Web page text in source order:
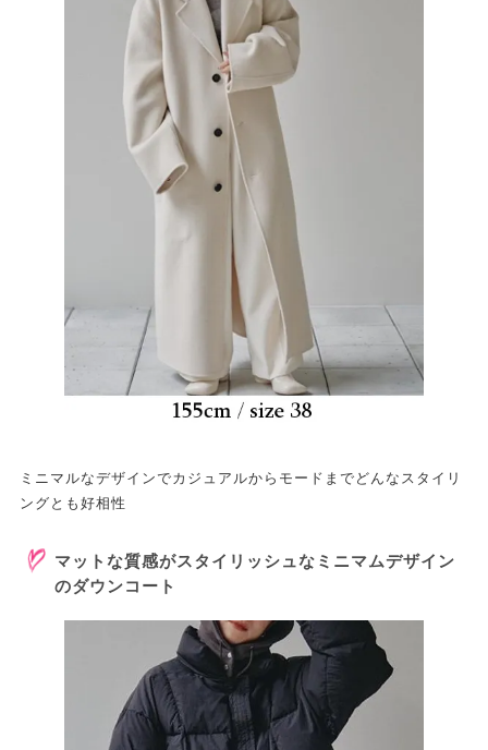
ミニマルなデザインでカジュアルからモードまでどんなスタイリ
ングとも好相性
マットな質感がスタイリッシュなミニマムデザイン
のダウンコート